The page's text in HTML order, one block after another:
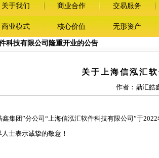
关于我们 商业合作 交易服务
商业模式 核心价值 无形资产
科技有限公司隆重开业的公告
关于上海信泓汇
作者：鼎汇
集团”分公司“上海信泓汇软件科技有限公司”于
士表示诚挚的敬意！